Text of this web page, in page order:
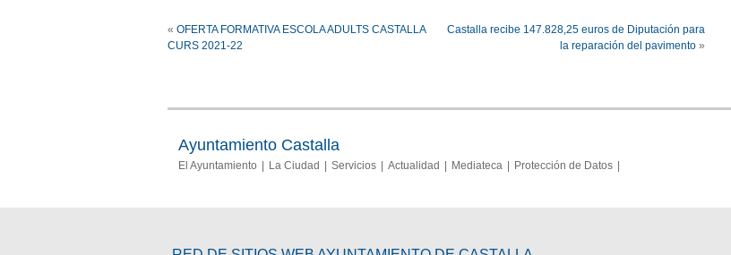
« OFERTA FORMATIVA ESCOLA ADULTS CASTALLA
CURS 2021-22
Castalla recibe 147.828,25 euros de Diputación para
la reparación del pavimento »
Ayuntamiento Castalla
El Ayuntamiento La Ciudad Servicios Actualidad Mediateca Protección de Datos